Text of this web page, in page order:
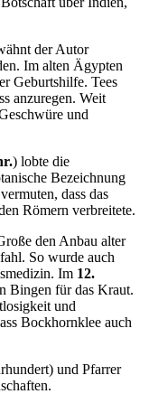
der Autor
Im alten Ägypten
Geburtshilfe. Tees
anzuregen. Weit
und
) lobte die
Bezeichnung
dass das
Römern verbreitete.
den Anbau alter
So wurde auch
Im 12.
Bingen für das Kraut.
und
Bockhornklee auch
und Pfarrer